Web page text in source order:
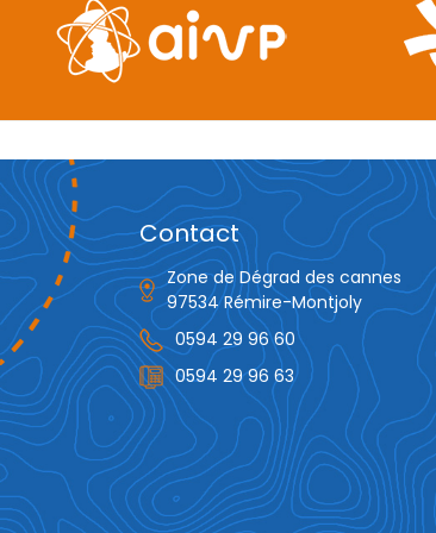
Contact
Zone de Dégrad des cannes
97534 Rémire-Montjoly
0594 29 96 60
0594 29 96 63